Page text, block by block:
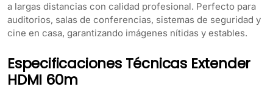
a largas distancias con calidad profesional. Perfecto para
auditorios, salas de conferencias, sistemas de seguridad y
cine en casa, garantizando imágenes nítidas y estables.
Especificaciones Técnicas Extender
HDMI 60m